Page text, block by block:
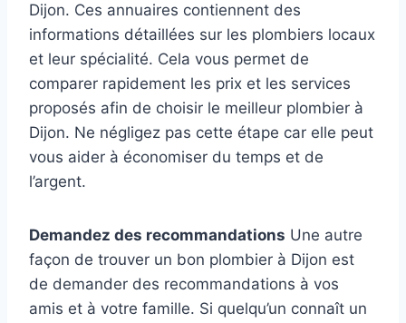
Dijon. Ces annuaires contiennent des
informations détaillées sur les plombiers locaux
et leur spécialité. Cela vous permet de
comparer rapidement les prix et les services
proposés afin de choisir le meilleur plombier à
Dijon. Ne négligez pas cette étape car elle peut
vous aider à économiser du temps et de
l’argent.
Demandez des recommandations Une autre
façon de trouver un bon plombier à Dijon est
de demander des recommandations à vos
amis et à votre famille. Si quelqu’un connaît un